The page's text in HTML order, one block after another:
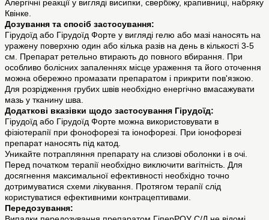
Алергічні реакції у вигляді висипки, свербіжу, крапивниці, набряку
Квінке.
Дозування та спосіб застосування:
Гірудоїд або Гірудоїд Форте у вигляді гелю або мазі наносять на
уражену поверхню один або кілька разів на день в кількості 3-5
см. Препарат ретельно втирають до повного вбирання. При
особливо болісних запаленнях місце ураження та його оточення
можна обережно промазати препаратом і прикрити пов'язкою.
Для розрідження грубих швів необхідно енергічно вмасажувати
мазь у тканину шва.
Додаткові вказівки щодо застосування Гірудоїд:
Гірудоїд або Гірудоїд Форте можна використовувати в
фізіотерапії при фонофорезі та іонофорезі. При іонофорезі
препарат наносять під катод.
Уникайте потрапляння препарату на слизові оболонки і в очі.
Перед початком терапії необхідно виключити вагітність. Для
досягнення максимальної ефективності необхідно точно
дотримуватися схеми лікування. Протягом терапії слід
користуватися ефективними контрацептивами.
Передозування: